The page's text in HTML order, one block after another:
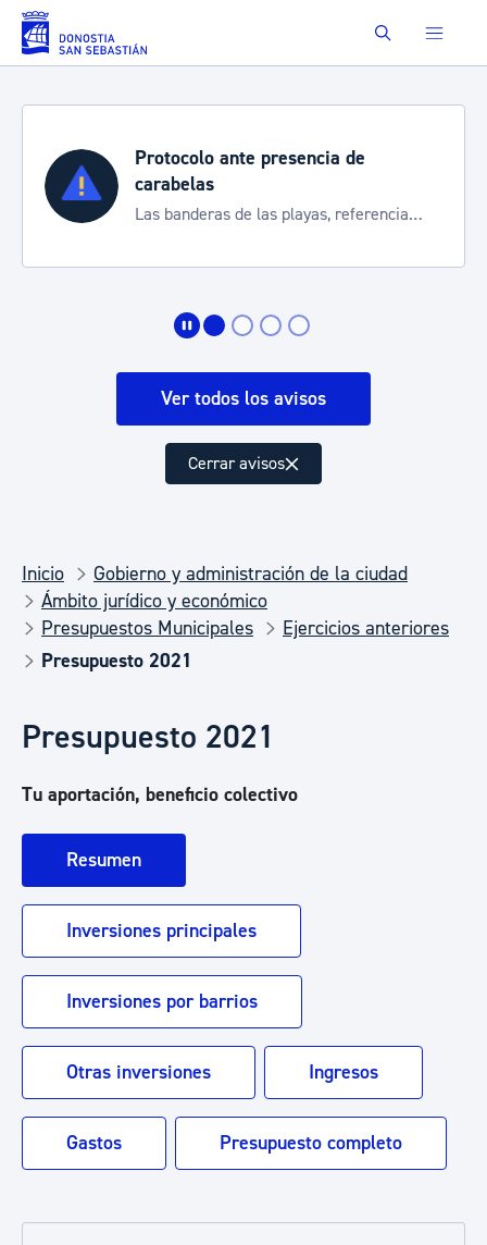
Saltar al contenido principal Buscar
Protocolo ante presencia de
carabelas
Las banderas de las playas, referencia
Ver todos los avisos
Cerrar avisos
Inicio
Gobierno y administración de la ciudad
Ámbito jurídico y económico
Presupuestos Municipales
Ejercicios anteriores
Presupuesto 2021
Presupuesto 2021
Tu aportación, beneficio colectivo
Resumen
Inversiones principales
Inversiones por barrios
Otras inversiones Ingresos
Gastos Presupuesto completo